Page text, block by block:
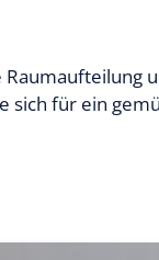
sich für ein